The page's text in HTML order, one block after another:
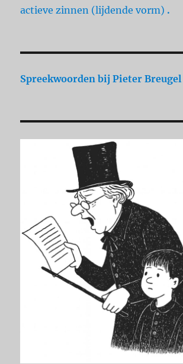
actieve zinnen (lijdende vorm) .
Spreekwoorden bij Pieter Breugel